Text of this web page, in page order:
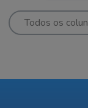
Todos os